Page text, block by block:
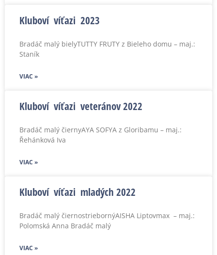
Kluboví víťazi 2023
Bradáč malý bielyTUTTY FRUTY z Bieleho domu – maj.:
Staník
VIAC »
Kluboví víťazi veteránov 2022
Bradáč malý čiernyAYA SOFYA z Gloribamu – maj.:
Řehánková Iva
VIAC »
Kluboví víťazi mladých 2022
Bradáč malý čiernostriebornýAISHA Liptovmax – maj.:
Polomská Anna Bradáč malý
VIAC »